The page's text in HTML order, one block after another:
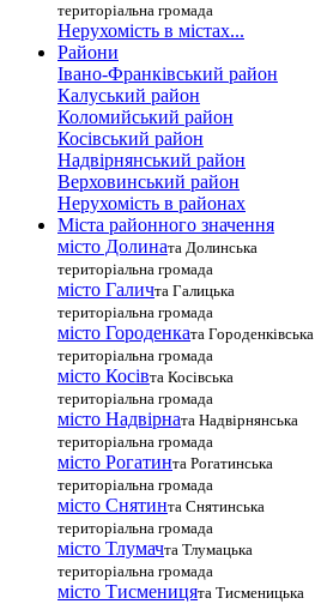
територіальна громада
Нерухомість в містах...
Райони
Івано-Франківський район
Калуський район
Коломийський район
Косівський район
Надвірнянський район
Верховинський район
Нерухомість в районах
Міста районного значення
місто Долината Долинська
територіальна громада
місто Галичта Галицька
територіальна громада
місто Городенката Городенківська
територіальна громада
місто Косівта Косівська
територіальна громада
місто Надвірната Надвірнянська
територіальна громада
місто Рогатинта Рогатинська
територіальна громада
місто Снятинта Снятинська
територіальна громада
місто Тлумачта Тлумацька
територіальна громада
місто Тисменицята Тисменицька